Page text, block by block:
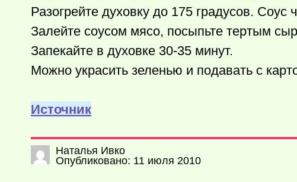
Разогрейте духовку до 175 градусов.
Залейте соусом мясо, посыпьте тертым
Запекайте в духовке 30-35 минут.
Можно украсить зеленью и подавать с
Источник
Наталья Ивко
Опубликовано: 11 июля 2010